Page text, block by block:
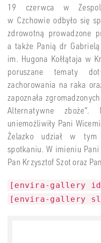
19 czerwca w
w Czchowie odbyło się
zdrowotną prowadzone
a także Panią dr
im. Hugona Kołłątaja w
poruszane tematy
zachorowania na raka
zapoznała
Alternatywne zboże”.
uniemożliwiły Pani
Żelazko udział w tym
spotkaniu. W imieniu
Pan Krzysztof Szot oraz
[envira-gallery
[envira-gallery